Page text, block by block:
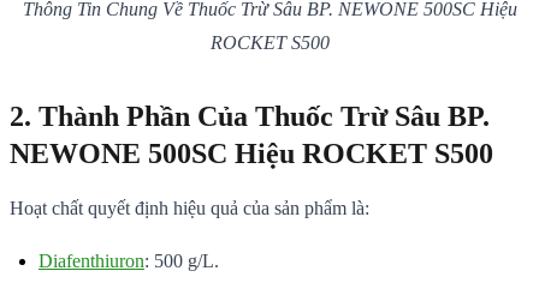
Thông Tin Chung Về Thuốc Trừ Sâu BP. NEWONE 500SC Hiệu
ROCKET S500
2. Thành Phần Của Thuốc Trừ Sâu BP.
NEWONE 500SC Hiệu ROCKET S500
Hoạt chất quyết định hiệu quả của sản phẩm là:
Diafenthiuron: 500 g/L.